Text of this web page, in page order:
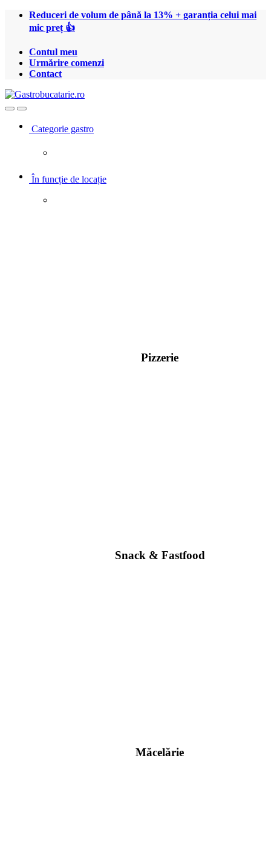
Treci
Treci
Reduceri de volum de până la 13% + garanția celui mai
mic preț 👍
Contul meu
Urmărire comenzi
Contact
OpenClose
Categorie gastro
În funcție de locație
Pizzerie
Snack & Fastfood
Măcelărie